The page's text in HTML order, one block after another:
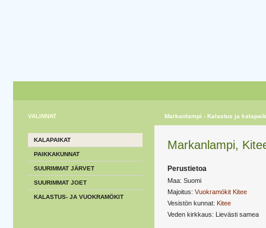
VALINNAT
KALAPAIKAT
PAIKKAKUNNAT
SUURIMMAT JÄRVET
SUURIMMAT JOET
KALASTUS- JA VUOKRAMÖKIT
Markanlampi - Kalastus ja
Markanlampi,
Perustietoa
Maa: Suomi
Majoitus: Vuokramökit Kitee
Vesistön kunnat: Kitee
Veden kirkkaus: Lievästi samea